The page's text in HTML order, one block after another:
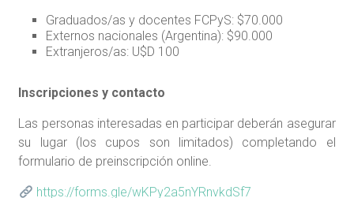
Graduados/as y docentes FCPyS: $70.000
Externos nacionales (Argentina): $90.000
Extranjeros/as: U$D 100
Inscripciones y contacto
Las personas interesadas en participar deberán asegurar
su lugar (los cupos son limitados) completando el
formulario de preinscripción online.
https://forms.gle/wKPy2a5nYRnvkdSf7